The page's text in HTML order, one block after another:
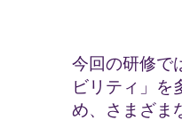
今回の研修で
ビリティ」を
め、さまざま